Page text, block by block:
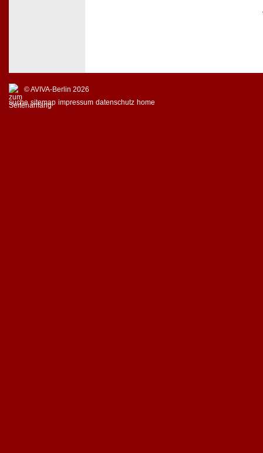
© AVIVA-Berlin 2026
suche sitemap impressum datenschutz home